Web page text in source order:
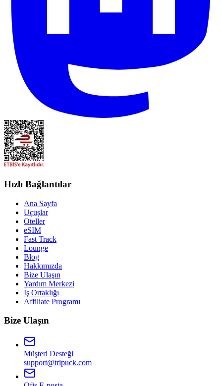
Hızlı Bağlantılar
Ana Sayfa
Uçuşlar
Oteller
eSIM
Fast Track
Lounge
Blog
Hakkımızda
Bize Ulaşın
Yardım Merkezi
İş Ortaklığı
Affiliate Programı
Bize Ulaşın
Müşteri Desteği
support@tripuck.com